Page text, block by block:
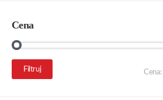
Cena
Cena
min.
Cena
maks.
Filtruj Cena: